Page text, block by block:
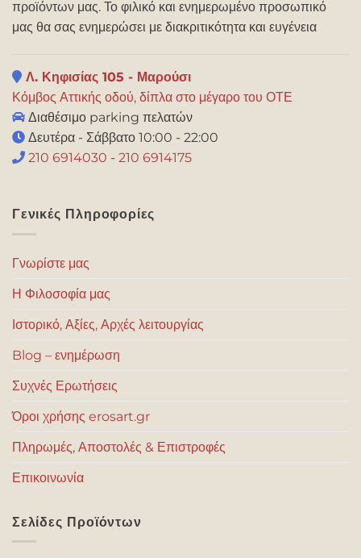
προϊόντων μας. Το φιλικό και ενημερωμένο προσωπικό
μας θα σας ενημερώσει με διακριτικότητα και ευγένεια
Λ. Κηφισίας 105 - Μαρούσι
Κόμβος Αττικής οδού, δίπλα στο μέγαρο του ΟΤΕ
Διαθέσιμο parking πελατών
Δευτέρα - Σάββατο 10:00 - 22:00
210 6914030 - 210 6914175
Γενικές Πληροφορίες
Γνωρίστε μας
Η Φιλοσοφία μας
Ιστορικό, Αξίες, Αρχές λειτουργίας
Blog – ενημέρωση
Συχνές Ερωτήσεις
Όροι χρήσης erosart.gr
Πληρωμές, Αποστολές & Επιστροφές
Επικοινωνία
Σελίδες Προϊόντων